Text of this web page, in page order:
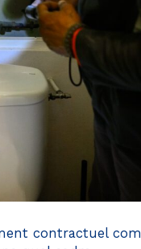
contractuel